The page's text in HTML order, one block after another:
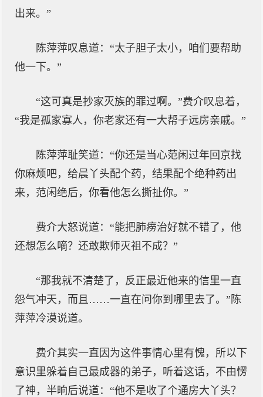
出来。”
陈萍萍叹息道：“太子胆子太小，咱们要帮助
他一下。”
“这可真是抄家灭族的罪过啊。”费介叹息着，
“我是孤家寡人，你老家还有一大帮子远房亲戚。”
陈萍萍耻笑道：“你还是当心范闲过年回京找
你麻烦吧，给晨丫头配个药，结果配个绝种药出
来，范闲绝后，你看他怎么撕扯你。”
费介大怒说道：“能把肺痨治好就不错了，他
还想怎么嘀？还敢欺师灭祖不成？”
“那我就不清楚了，反正最近他来的信里一直
怨气冲天，而且……一直在问你到哪里去了。”陈
萍萍冷漠说道。
费介其实一直因为这件事情心里有愧，所以下
意识里躲着自己最成器的弟子，听着这话，不由愣
了神，半晌后说道：“他不是收了个通房大丫头？